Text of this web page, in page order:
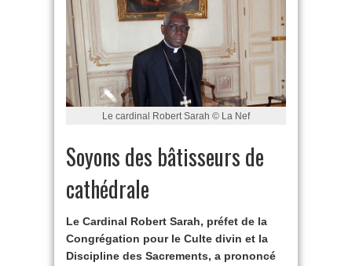
Le cardinal Robert Sarah © La Nef
Soyons des bâtisseurs de
cathédrale
Le Cardinal Robert Sarah, préfet de la
Congrégation pour le Culte divin et la
Discipline des Sacrements, a prononcé